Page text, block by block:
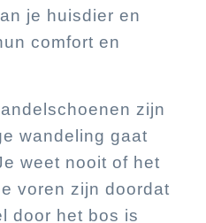
je huisdier en
comfort en
zijn
wandeling gaat
weet nooit of het
voren zijn doordat
door het bos is